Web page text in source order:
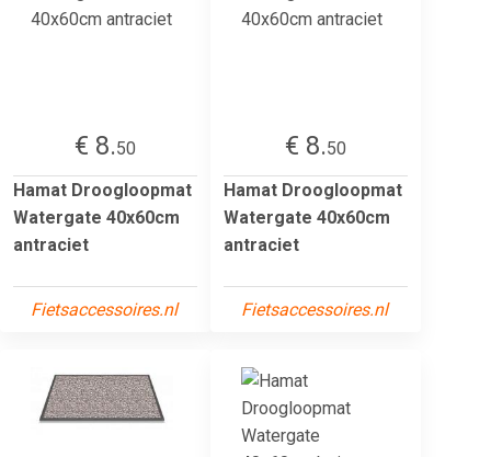
€ 8.50
Hamat Droogloopmat
Watergate 40x60cm
antraciet
Fietsaccessoires.nl
€ 8.50
Hamat Droogloopmat
Watergate 40x60cm
antraciet
Fietsaccessoires.nl